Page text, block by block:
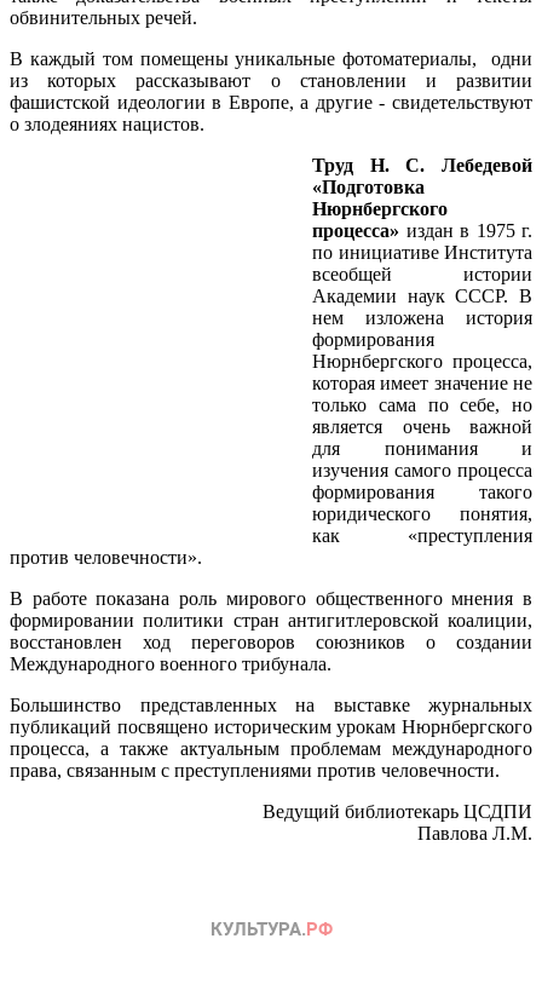
обвинительных речей.
В каждый том помещены уникальные фотоматериалы, одни
из которых рассказывают о становлении и развитии
фашистской идеологии в Европе, а другие - свидетельствуют
о злодеяниях нацистов.
Труд Н. С. Лебедевой
«Подготовка
Нюрнбергского
процесса» издан в 1975 г.
по инициативе Института
всеобщей истории
Академии наук СССР. В
нем изложена история
формирования
Нюрнбергского процесса,
которая имеет значение не
только сама по себе, но
является очень важной
для понимания и
изучения самого процесса
формирования такого
юридического понятия,
как «преступления
против человечности».
В работе показана роль мирового общественного мнения в
формировании политики стран антигитлеровской коалиции,
восстановлен ход переговоров союзников о создании
Международного военного трибунала.
Большинство представленных на выставке журнальных
публикаций посвящено историческим урокам Нюрнбергского
процесса, а также актуальным проблемам международного
права, связанным с преступлениями против человечности.
Ведущий библиотекарь ЦСДПИ
Павлова Л.М.